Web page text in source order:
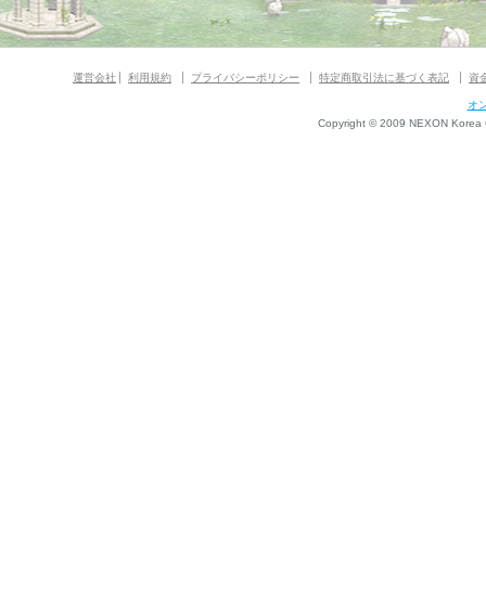
運営会社 利用規約 プライバシーポリシー 特定商取引法に基づく表記 資
オ
Copyright © 2009 NEXON Korea